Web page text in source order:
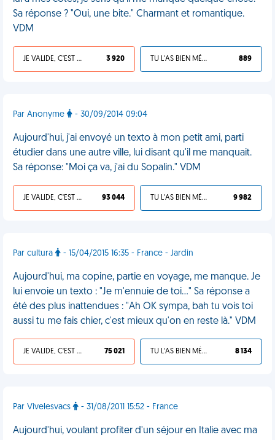
Sa réponse ? "Oui, une bite." Charmant et romantique.
VDM
JE VALIDE, C'EST UNE VDM 3 920 TU L'AS BIEN MÉRITÉ 889
Par Anonyme - 30/09/2014 09:04
Aujourd'hui, j'ai envoyé un texto à mon petit ami, parti
étudier dans une autre ville, lui disant qu'il me manquait.
Sa réponse: "Moi ça va, j'ai du Sopalin." VDM
JE VALIDE, C'EST UNE VDM 93 044 TU L'AS BIEN MÉRITÉ 9 982
Par cultura - 15/04/2015 16:35 - France - Jardin
Aujourd'hui, ma copine, partie en voyage, me manque. Je
lui envoie un texto : "Je m'ennuie de toi…" Sa réponse a
été des plus inattendues : "Ah OK sympa, bah tu vois toi
aussi tu me fais chier, c'est mieux qu'on en reste là." VDM
JE VALIDE, C'EST UNE VDM 75 021 TU L'AS BIEN MÉRITÉ 8 134
Par Vivelesvacs - 31/08/2011 15:52 - France
Aujourd'hui, voulant profiter d'un séjour en Italie avec ma